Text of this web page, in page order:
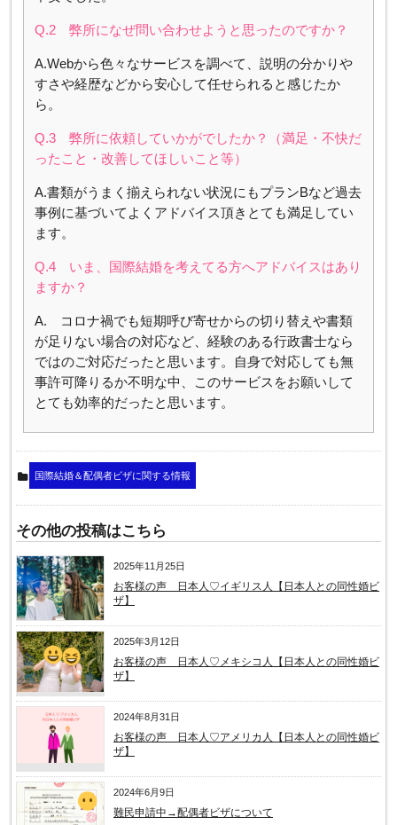
Q.2 弊所になぜ問い合わせようと思ったのですか？
A.Webから色々なサービスを調べて、説明の分かりや
すさや経歴などから安心して任せられると感じたか
ら。
Q.3 弊所に依頼していかがでしたか？（満足・不快だ
ったこと・改善してほしいこと等）
A.書類がうまく揃えられない状況にもプランBなど過去
事例に基づいてよくアドバイス頂きとても満足してい
ます。
Q.4 いま、国際結婚を考えてる方へアドバイスはあり
ますか？
A. コロナ禍でも短期呼び寄せからの切り替えや書類
が足りない場合の対応など、経験のある行政書士なら
ではのご対応だったと思います。自身で対応しても無
事許可降りるか不明な中、このサービスをお願いして
とても効率的だったと思います。
国際結婚＆配偶者ビザに関する情報
その他の投稿はこちら
2025年11月25日
お客様の声 日本人♡イギリス人【日本人との同性婚ビ
ザ】
2025年3月12日
お客様の声 日本人♡メキシコ人【日本人との同性婚ビ
ザ】
2024年8月31日
お客様の声 日本人♡アメリカ人【日本人との同性婚ビ
ザ】
2024年6月9日
難民申請中→配偶者ビザについて